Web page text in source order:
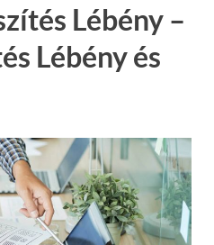
Lébény –
Lébény és